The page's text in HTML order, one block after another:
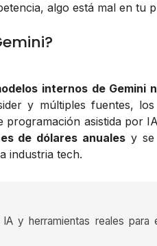
algo está mal en tu
internos de Gemini
y múltiples fuentes,
asistida por
de dólares anuales y se
industria tech.
y herramientas reales para